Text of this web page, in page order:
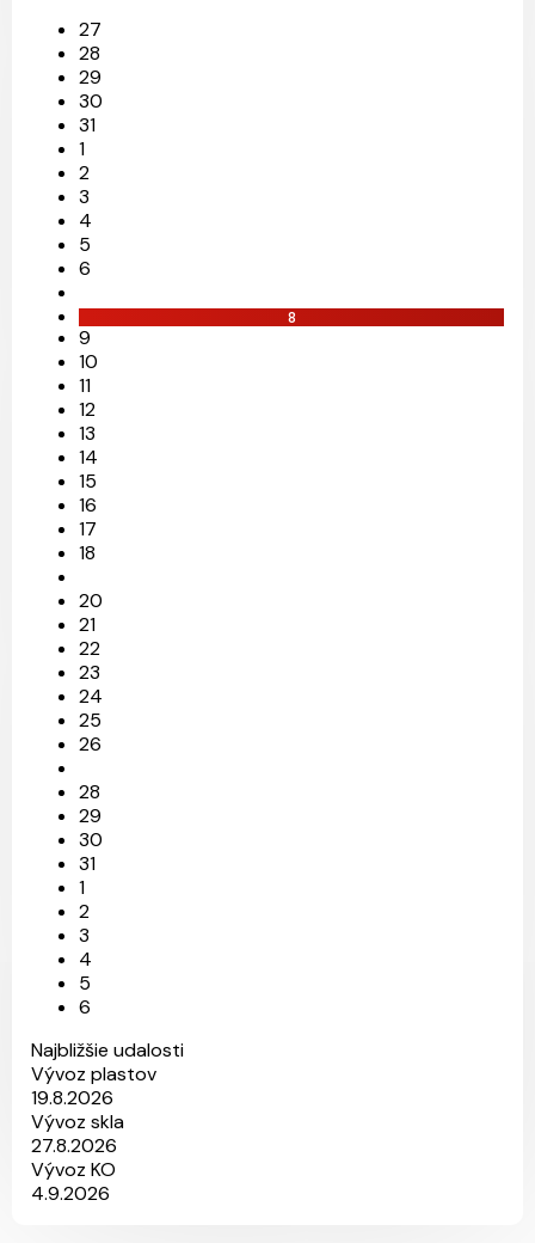
27
28
29
30
31
1
2
3
4
5
6
8
9
10
11
12
13
14
15
16
17
18
20
21
22
23
24
25
26
28
29
30
31
1
2
3
4
5
6
Najbližšie udalosti
Vývoz plastov
19.8.2026
Vývoz skla
27.8.2026
Vývoz KO
4.9.2026